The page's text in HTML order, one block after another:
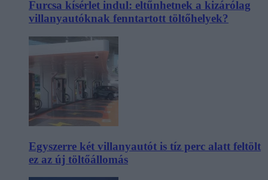
Furcsa kísérlet indul: eltűnhetnek a kizárólag
villanyautóknak fenntartott töltőhelyek?
Egyszerre két villanyautót is tíz perc alatt feltölt
ez az új töltőállomás